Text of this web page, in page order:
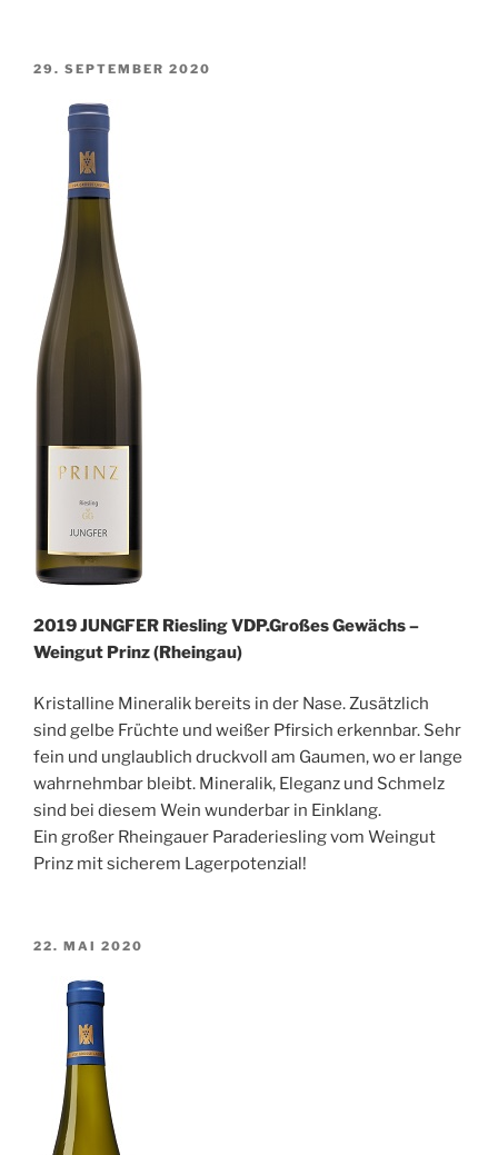
VERÖFFENTLICHT
29. SEPTEMBER 2020
2019 JUNGFER Riesling VDP.Großes Gewächs –
Weingut Prinz (Rheingau)
Kristalline Mineralik bereits in der Nase. Zusätzlich
sind gelbe Früchte und weißer Pfirsich erkennbar. Sehr
fein und unglaublich druckvoll am Gaumen, wo er lange
wahrnehmbar bleibt. Mineralik, Eleganz und Schmelz
sind bei diesem Wein wunderbar in Einklang.
Ein großer Rheingauer Paraderiesling vom Weingut
Prinz mit sicherem Lagerpotenzial!
VERÖFFENTLICHT
22. MAI 2020